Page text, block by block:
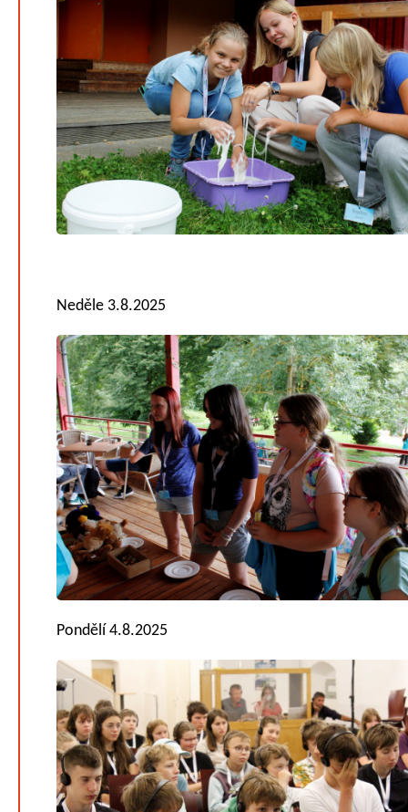
Neděle 3.8.2025
Pondělí 4.8.2025